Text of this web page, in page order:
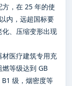
，在 25 年的使
内，远超国标要
、压缩变形出现
医疗建筑专用充
等级达到 GB
级，烟密度等